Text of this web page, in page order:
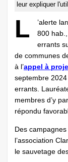
leur expliquer
L
’alerte
800
errants
de communes
à l’appel à
septembre
errants.
membres d’y
répondu
Des
l’association
le sauvetage des